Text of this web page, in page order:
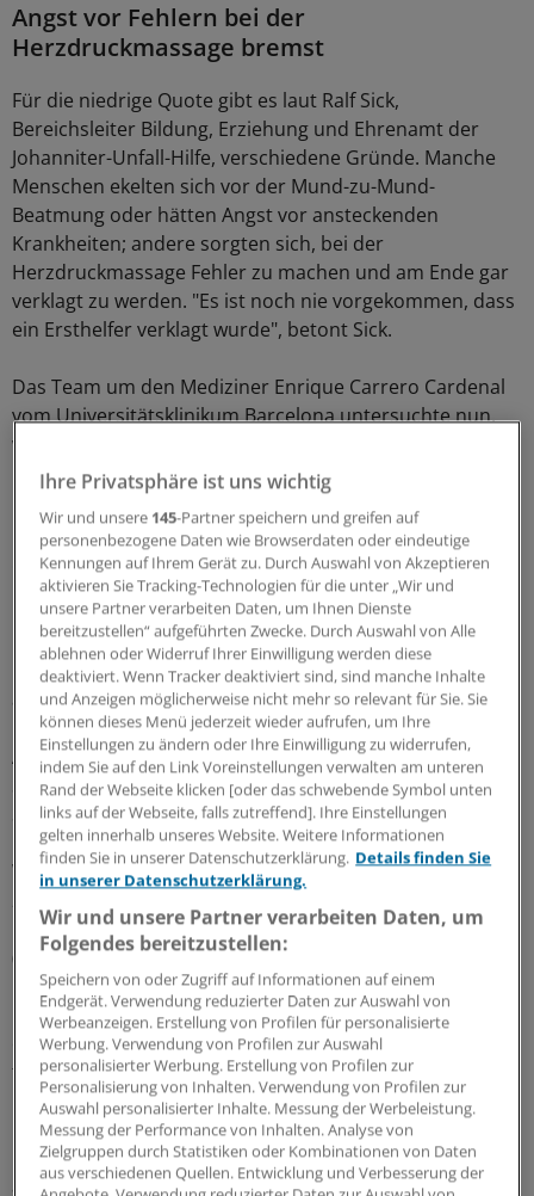
Angst vor Fehlern bei der
Herzdruckmassage bremst
Für die niedrige Quote gibt es laut Ralf Sick,
Bereichsleiter Bildung, Erziehung und Ehrenamt der
Johanniter-Unfall-Hilfe, verschiedene Gründe. Manche
Menschen ekelten sich vor der Mund-zu-Mund-
Beatmung oder hätten Angst vor ansteckenden
Krankheiten; andere sorgten sich, bei der
Herzdruckmassage Fehler zu machen und am Ende gar
verklagt zu werden. "Es ist noch nie vorgekommen, dass
ein Ersthelfer verklagt wurde", betont Sick.
Das Team um den Mediziner Enrique Carrero Cardenal
vom Universitätsklinikum Barcelona untersuchte nun,
welche Mittel dabei helfen könnten, den richtigen
Rhythmus bei einer Herzmassage zu treffen.
Medizinstudenten übten an Dummys zum
Sommerhit
Dafür wählten sie 164 Medizinstudenten der Universität
Barcelona aus, die in drei Gruppen unterschiedliche
Methoden der Herzdruckmassage an einem Dummy
anwandten: Die Kontrollgruppe hatte gar keine
Hilfsmittel, die zweite Gruppe nutzte eine Metronom-
App auf ihrem Smartphone, die einen Rhythmus von 103
Schlägen pro Minute vorgab, die dritte sang im Kopf den
Sommerhit "La Macarena".
Wie Enrique Carrero Cardenal bei der Euroanaesthesia
Gruppe (91 Prozent) als auch in der Macarena-Gruppe
(74 Prozent) mehr Probanden die ideale Frequenz von
100 bis 120 Komprimierungen pro Minute als in der
Kontrollgruppe (24 Prozent). Keine der Gruppen
erreichte allerdings die ideale Kompressionstiefe von
fünf Zentimetern.
Insgesamt erzielte die Smartphone-Gruppe die beste
Herzdruckmassage, konnte aber erst später damit
anfangen, da die App zunächst gestartet werden
Ihre Privatsphäre ist uns wichtig
Wir und unsere 145-Partner speichern und greifen auf
personenbezogene Daten wie Browserdaten oder eindeutige
Kennungen auf Ihrem Gerät zu. Durch Auswahl von Akzeptieren
aktivieren Sie Tracking-Technologien für die unter „Wir und
unsere Partner verarbeiten Daten, um Ihnen Dienste
bereitzustellen“ aufgeführten Zwecke. Durch Auswahl von Alle
ablehnen oder Widerruf Ihrer Einwilligung werden diese
deaktiviert. Wenn Tracker deaktiviert sind, sind manche Inhalte
und Anzeigen möglicherweise nicht mehr so relevant für Sie. Sie
können dieses Menü jederzeit wieder aufrufen, um Ihre
Einstellungen zu ändern oder Ihre Einwilligung zu widerrufen,
indem Sie auf den Link Voreinstellungen verwalten am unteren
Rand der Webseite klicken [oder das schwebende Symbol unten
links auf der Webseite, falls zutreffend]. Ihre Einstellungen
gelten innerhalb unseres Website. Weitere Informationen
finden Sie in unserer Datenschutzerklärung. Details finden Sie
in unserer Datenschutzerklärung.
Wir und unsere Partner verarbeiten Daten, um
Folgendes bereitzustellen:
Speichern von oder Zugriff auf Informationen auf einem
Endgerät. Verwendung reduzierter Daten zur Auswahl von
Werbeanzeigen. Erstellung von Profilen für personalisierte
Werbung. Verwendung von Profilen zur Auswahl
personalisierter Werbung. Erstellung von Profilen zur
Personalisierung von Inhalten. Verwendung von Profilen zur
Auswahl personalisierter Inhalte. Messung der Werbeleistung.
Messung der Performance von Inhalten. Analyse von
Zielgruppen durch Statistiken oder Kombinationen von Daten
aus verschiedenen Quellen. Entwicklung und Verbesserung der